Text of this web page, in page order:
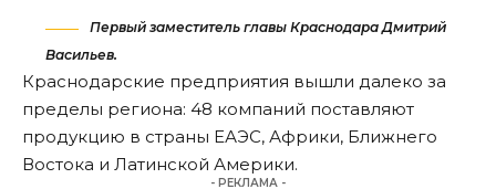
Первый заместитель главы Краснодара Дмитрий
Васильев.
Краснодарские предприятия вышли далеко за
пределы региона: 48 компаний поставляют
продукцию в страны ЕАЭС, Африки, Ближнего
Востока и Латинской Америки.
- РЕКЛАМА -